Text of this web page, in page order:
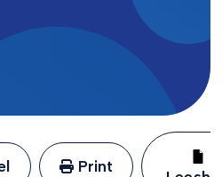
Print